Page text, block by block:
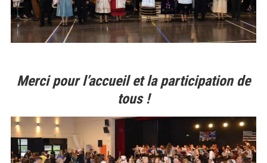
Merci pour l’accueil et la participation de
tous !